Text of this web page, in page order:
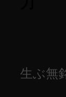
生ぶ無